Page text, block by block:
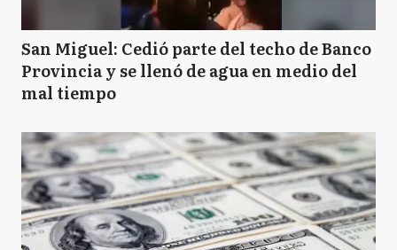
San Miguel: Cedió parte del techo de Banco
Provincia y se llenó de agua en medio del
mal tiempo